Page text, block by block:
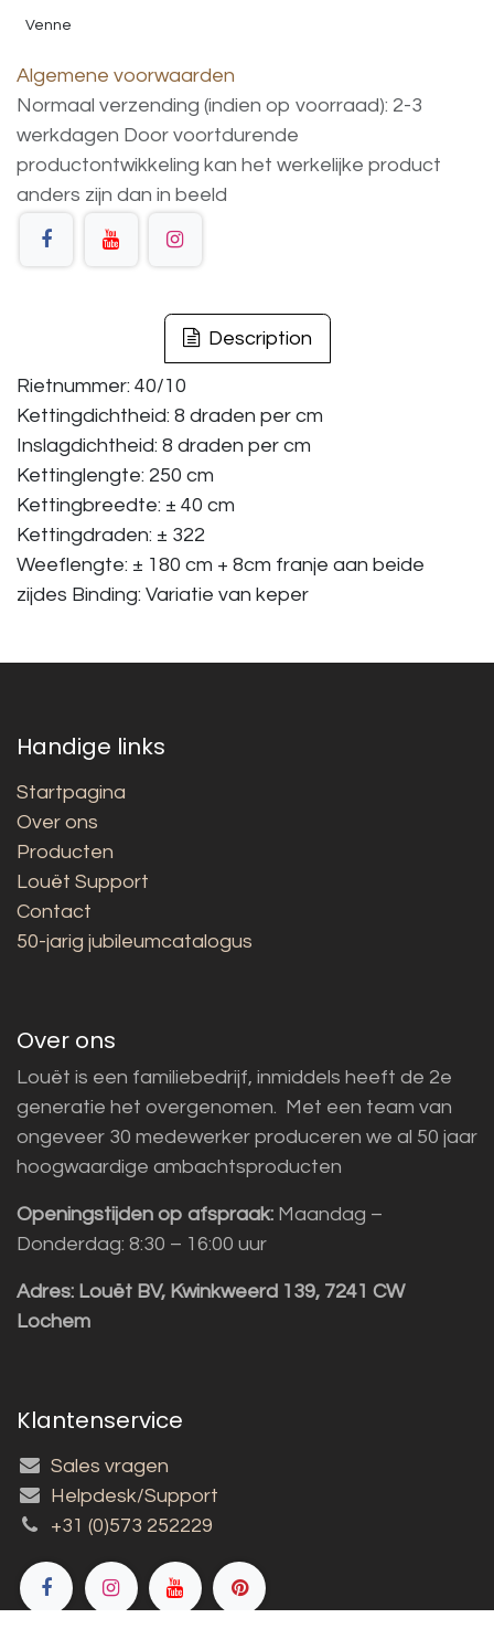
Venne
Algemene voorwaarden
Normaal verzending (indien op voorraad): 2-3
werkdagen Door voortdurende
productontwikkeling kan het werkelijke product
anders zijn dan in beeld
Description
Rietnummer: 40/10
Kettingdichtheid: 8 draden per cm
Inslagdichtheid: 8 draden per cm
Kettinglengte: 250 cm
Kettingbreedte: ± 40 cm
Kettingdraden: ± 322
Weeflengte: ± 180 cm + 8cm franje aan beide
zijdes Binding: Variatie van keper
Handige links
Startpagina
Over ons
Producten
Louët Support
Contact
50-jarig jubileumcatalogus
Over ons
Louët is een familiebedrijf, inmiddels heeft de 2e
generatie het overgenomen. Met een team van
ongeveer 30 medewerker produceren we al 50 jaar
hoogwaardige ambachtsproducten
Openingstijden op afspraak: Maandag –
Donderdag: 8:30 – 16:00 uur
Adres: Louët BV, Kwinkweerd 139, 7241 CW
Lochem
Klantenservice
Sales vragen
Helpdesk/Support
+31 (0)573 252229